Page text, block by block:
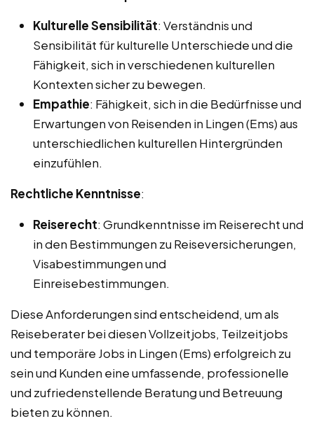
Kulturelle Sensibilität: Verständnis und
Sensibilität für kulturelle Unterschiede und die
Fähigkeit, sich in verschiedenen kulturellen
Kontexten sicher zu bewegen.
Empathie: Fähigkeit, sich in die Bedürfnisse und
Erwartungen von Reisenden in Lingen (Ems) aus
unterschiedlichen kulturellen Hintergründen
einzufühlen.
Rechtliche Kenntnisse:
Reiserecht: Grundkenntnisse im Reiserecht und
in den Bestimmungen zu Reiseversicherungen,
Visabestimmungen und
Einreisebestimmungen.
Diese Anforderungen sind entscheidend, um als
Reiseberater bei diesen Vollzeitjobs, Teilzeitjobs
und temporäre Jobs in Lingen (Ems) erfolgreich zu
sein und Kunden eine umfassende, professionelle
und zufriedenstellende Beratung und Betreuung
bieten zu können.